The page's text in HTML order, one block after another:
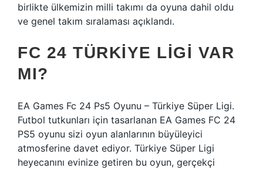
birlikte ülkemizin milli takımı da oyuna dahil oldu
ve genel takım sıralaması açıklandı.
FC 24 TÜRKIYE LIGI VAR
MI?
EA Games Fc 24 Ps5 Oyunu – Türkiye Süper Ligi.
Futbol tutkunları için tasarlanan EA Games FC 24
PS5 oyunu sizi oyun alanlarının büyüleyici
atmosferine davet ediyor. Türkiye Süper Ligi
heyecanını evinize getiren bu oyun, gerçekçi